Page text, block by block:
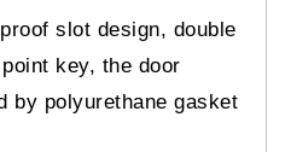
slot design, double
key, the door
by polyurethane gasket